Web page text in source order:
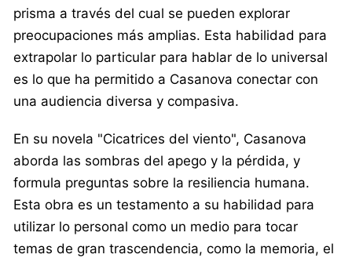
prisma a través del cual se pueden explorar
preocupaciones más amplias. Esta habilidad para
extrapolar lo particular para hablar de lo universal
es lo que ha permitido a Casanova conectar con
una audiencia diversa y compasiva.
En su novela "Cicatrices del viento", Casanova
aborda las sombras del apego y la pérdida, y
formula preguntas sobre la resiliencia humana.
Esta obra es un testamento a su habilidad para
utilizar lo personal como un medio para tocar
temas de gran trascendencia, como la memoria, el